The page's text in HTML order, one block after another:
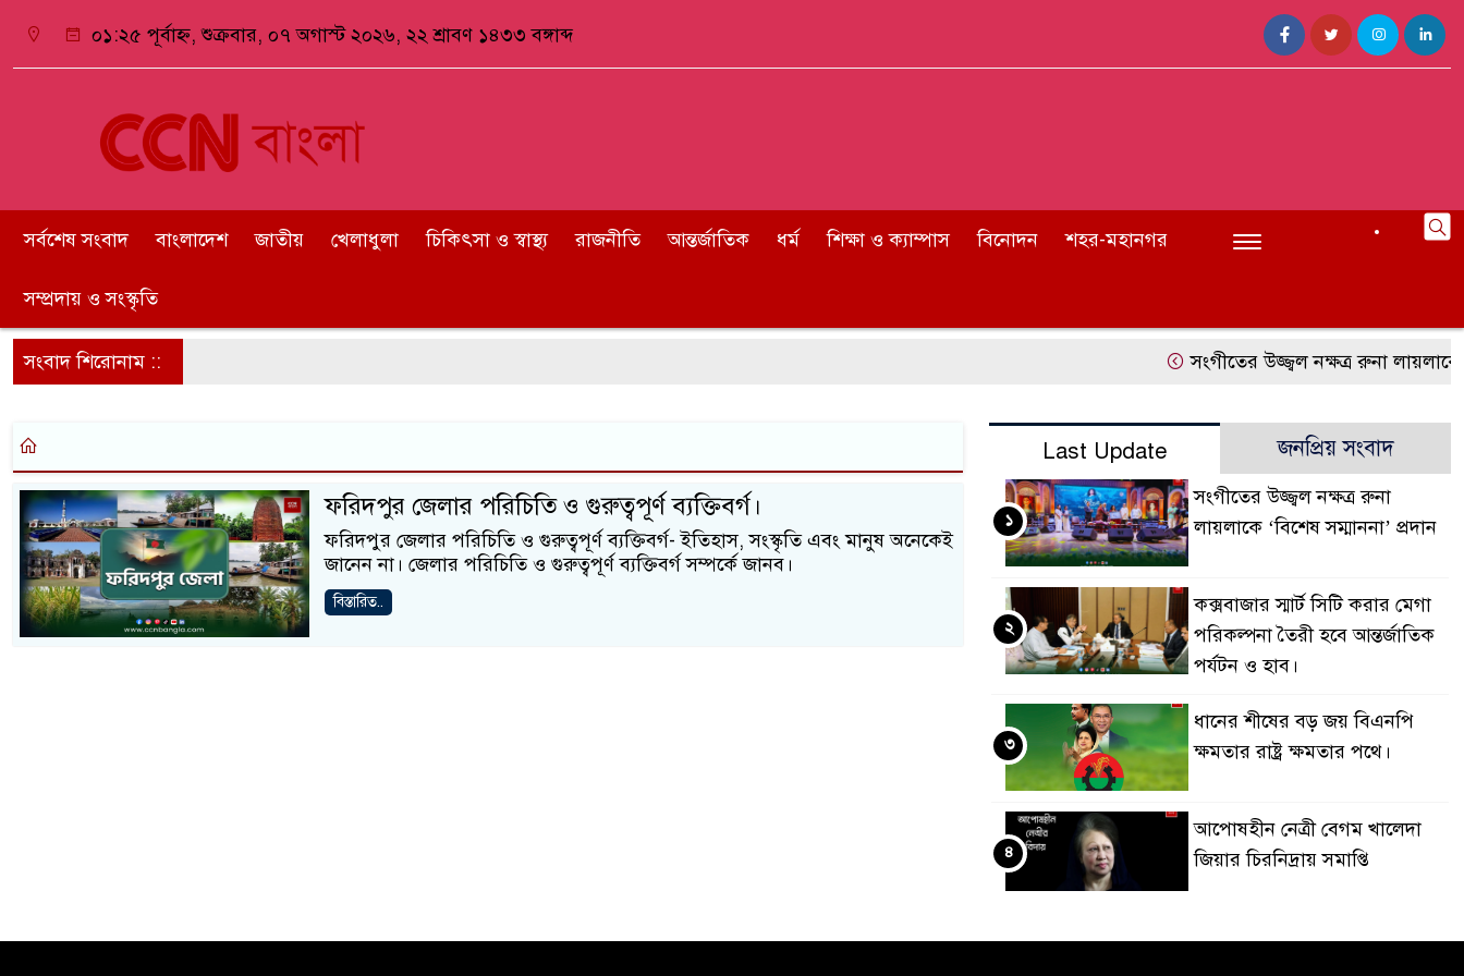
০১:২৫ পূর্বাহ্ন, শুক্রবার, ০৭ অগাস্ট ২০২৬, ২২ শ্রাবণ ১৪৩৩ বঙ্গাব্দ
সর্বশেষ সংবাদ বাংলাদেশ জাতীয় খেলাধুলা চিকিৎসা ও স্বাস্থ্য রাজনীতি আন্তর্জাতিক ধর্ম শিক্ষা ও ক্যাম্পাস বিনোদন শহর-মহানগর
সম্প্রদায় ও সংস্কৃতি
সংবাদ শিরোনাম :: সংগীতের উজ্জ্বল নক্ষত্র রুনা লায়লাকে
ফরিদপুর জেলার পরিচিতি ও গুরুত্বপূর্ণ ব্যক্তিবর্গ।
ফরিদপুর জেলার পরিচিতি ও গুরুত্বপূর্ণ ব্যক্তিবর্গ- ইতিহাস, সংস্কৃতি এবং মানুষ অনেকেই
জানেন না। জেলার পরিচিতি ও গুরুত্বপূর্ণ ব্যক্তিবর্গ সম্পর্কে জানব।
বিস্তারিত..
Last Update জনপ্রিয় সংবাদ
সংগীতের উজ্জ্বল নক্ষত্র রুনা
লায়লাকে ‘বিশেষ সম্মাননা’ প্রদান
১
কক্সবাজার স্মার্ট সিটি করার মেগা
পরিকল্পনা তৈরী হবে আন্তর্জাতিক
পর্যটন ও হাব।
২
ধানের শীষের বড় জয় বিএনপি
ক্ষমতার রাষ্ট্র ক্ষমতার পথে।
৩
আপোষহীন নেত্রী বেগম খালেদা
জিয়ার চিরনিদ্রায় সমাপ্তি
৪
জাপান-বাংলাদেশ সহযোগিতা